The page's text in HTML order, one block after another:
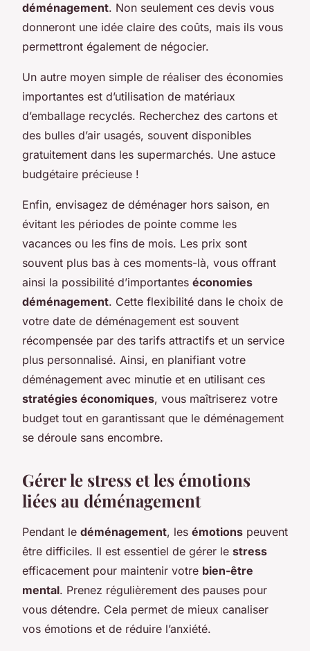
déménagement. Non seulement ces devis vous
donneront une idée claire des coûts, mais ils vous
permettront également de négocier.
Un autre moyen simple de réaliser des économies
importantes est d’utilisation de matériaux
d’emballage recyclés. Recherchez des cartons et
des bulles d’air usagés, souvent disponibles
gratuitement dans les supermarchés. Une astuce
budgétaire précieuse !
Enfin, envisagez de déménager hors saison, en
évitant les périodes de pointe comme les
vacances ou les fins de mois. Les prix sont
souvent plus bas à ces moments-là, vous offrant
ainsi la possibilité d’importantes économies
déménagement. Cette flexibilité dans le choix de
votre date de déménagement est souvent
récompensée par des tarifs attractifs et un service
plus personnalisé. Ainsi, en planifiant votre
déménagement avec minutie et en utilisant ces
stratégies économiques, vous maîtriserez votre
budget tout en garantissant que le déménagement
se déroule sans encombre.
Gérer le stress et les émotions
liées au déménagement
Pendant le déménagement, les émotions peuvent
être difficiles. Il est essentiel de gérer le stress
efficacement pour maintenir votre bien-être
mental. Prenez régulièrement des pauses pour
vous détendre. Cela permet de mieux canaliser
vos émotions et de réduire l’anxiété.